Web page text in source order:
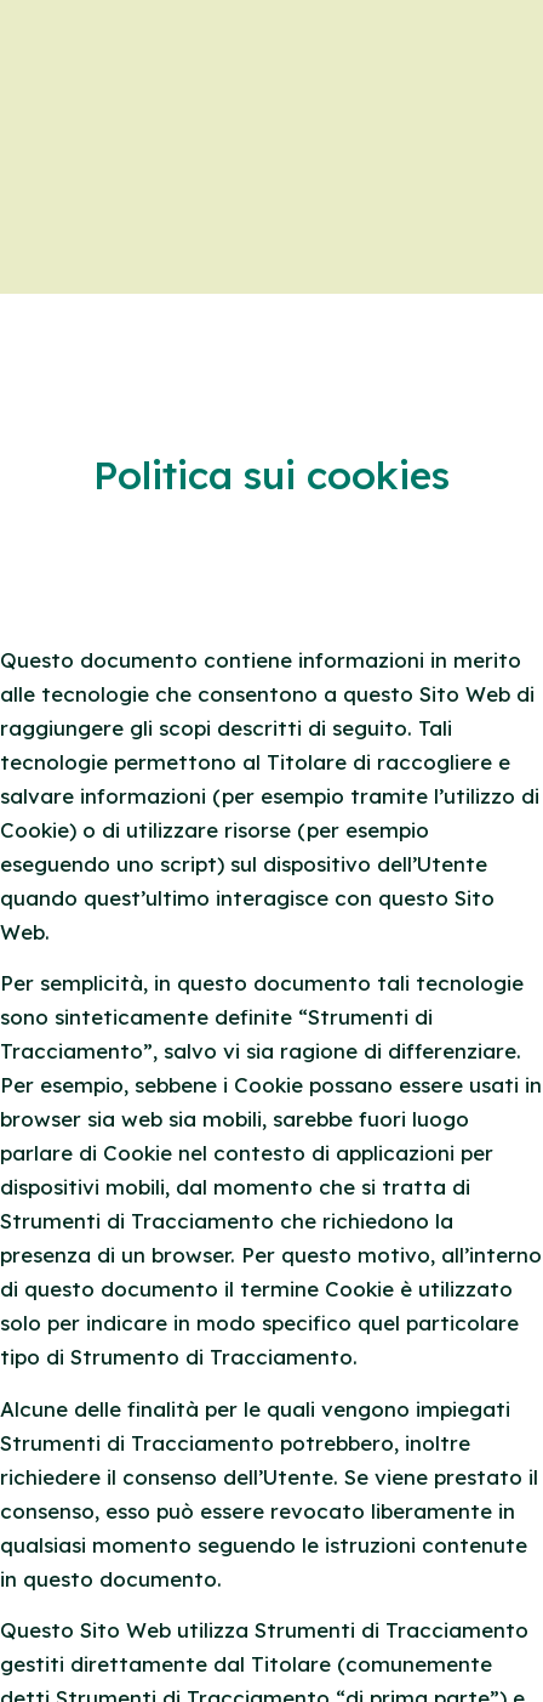
Politica sui cookies
Questo documento contiene informazioni in merito
alle tecnologie che consentono a questo Sito Web di
raggiungere gli scopi descritti di seguito. Tali
tecnologie permettono al Titolare di raccogliere e
salvare informazioni (per esempio tramite l’utilizzo di
Cookie) o di utilizzare risorse (per esempio
eseguendo uno script) sul dispositivo dell’Utente
quando quest’ultimo interagisce con questo Sito
Web.
Per semplicità, in questo documento tali tecnologie
sono sinteticamente definite “Strumenti di
Tracciamento”, salvo vi sia ragione di differenziare.
Per esempio, sebbene i Cookie possano essere usati in
browser sia web sia mobili, sarebbe fuori luogo
parlare di Cookie nel contesto di applicazioni per
dispositivi mobili, dal momento che si tratta di
Strumenti di Tracciamento che richiedono la
presenza di un browser. Per questo motivo, all’interno
di questo documento il termine Cookie è utilizzato
solo per indicare in modo specifico quel particolare
tipo di Strumento di Tracciamento.
Alcune delle finalità per le quali vengono impiegati
Strumenti di Tracciamento potrebbero, inoltre
richiedere il consenso dell’Utente. Se viene prestato il
consenso, esso può essere revocato liberamente in
qualsiasi momento seguendo le istruzioni contenute
in questo documento.
Questo Sito Web utilizza Strumenti di Tracciamento
gestiti direttamente dal Titolare (comunemente